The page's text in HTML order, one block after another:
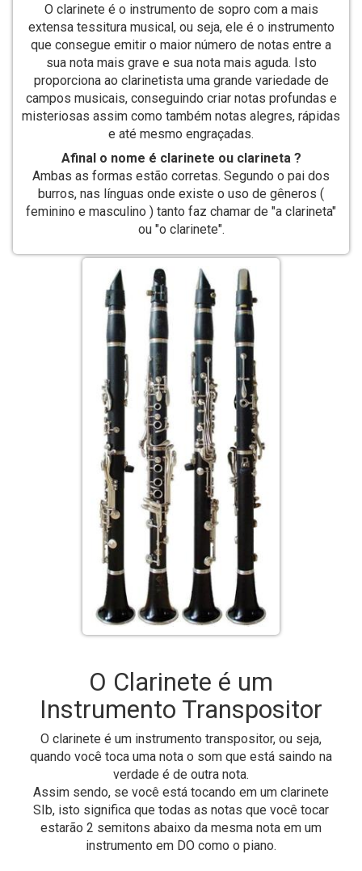
O clarinete é o instrumento de sopro com a mais
extensa tessitura musical, ou seja, ele é o instrumento
que consegue emitir o maior número de notas entre a
sua nota mais grave e sua nota mais aguda. Isto
proporciona ao clarinetista uma grande variedade de
campos musicais, conseguindo criar notas profundas e
misteriosas assim como também notas alegres, rápidas
e até mesmo engraçadas.
Afinal o nome é clarinete ou clarineta ?
Ambas as formas estão corretas. Segundo o pai dos
burros, nas línguas onde existe o uso de gêneros (
feminino e masculino ) tanto faz chamar de "a clarineta"
ou "o clarinete".
O Clarinete é um
Instrumento Transpositor
O clarinete é um instrumento transpositor, ou seja,
quando você toca uma nota o som que está saindo na
verdade é de outra nota.
Assim sendo, se você está tocando em um clarinete
SIb, isto significa que todas as notas que você tocar
estarão 2 semitons abaixo da mesma nota em um
instrumento em DO como o piano.